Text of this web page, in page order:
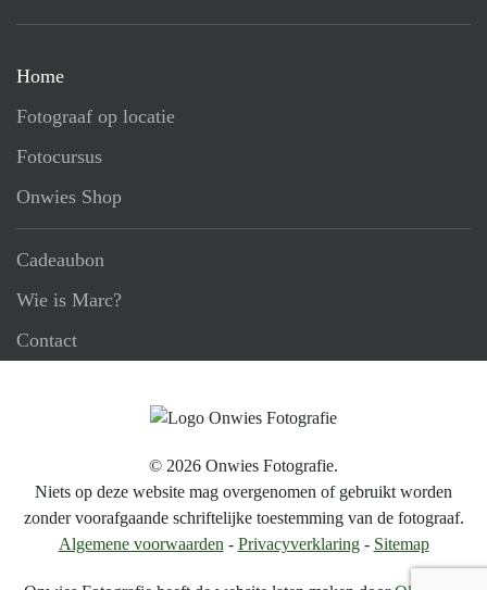
Home
Fotograaf op locatie
Fotocursus
Onwies Shop
Cadeaubon
Wie is Marc?
Contact
© 2026 Onwies Fotografie.
Niets op deze website mag overgenomen of gebruikt worden
zonder voorafgaande schriftelijke toestemming van de fotograaf.
Algemene voorwaarden - Privacyverklaring- Sitemap